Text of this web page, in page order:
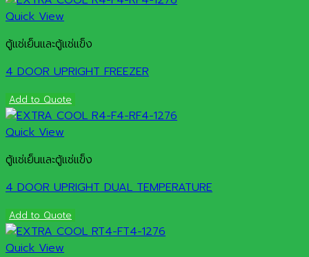
Quick View
ตู้แช่เย็นและตู้แช่แข็ง
4 DOOR UPRIGHT FREEZER
Add to Quote
Quick View
ตู้แช่เย็นและตู้แช่แข็ง
4 DOOR UPRIGHT DUAL TEMPERATURE
Add to Quote
Quick View